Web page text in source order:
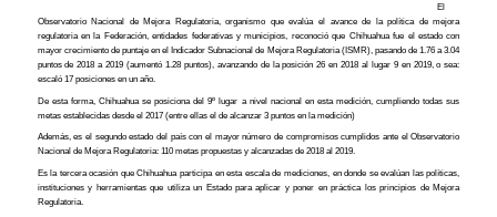
El
Observatorio Nacional de Mejora Regulatoria, organismo que evalúa el avance de la política de mejora
regulatoria en la Federación, entidades federativas y municipios, reconoció que Chihuahua fue el estado con
mayor crecimiento de puntaje en el Indicador Subnacional de Mejora Regulatoria (ISMR), pasando de 1.76 a 3.04
puntos de 2018 a 2019 (aumentó 1.28 puntos), avanzando de la posición 26 en 2018 al lugar 9 en 2019, o sea:
escaló 17 posiciones en un año.
De esta forma, Chihuahua se posiciona del 9º lugar a nivel nacional en esta medición, cumpliendo todas sus
metas establecidas desde el 2017 (entre ellas el de alcanzar 3 puntos en la medición)
Además, es el segundo estado del país con el mayor número de compromisos cumplidos ante el Observatorio
Nacional de Mejora Regulatoria: 110 metas propuestas y alcanzadas de 2018 al 2019.
Es la tercera ocasión que Chihuahua participa en esta escala de mediciones, en donde se evalúan las políticas,
instituciones y herramientas que utiliza un Estado para aplicar y poner en práctica los principios de Mejora
Regulatoria.